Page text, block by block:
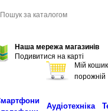
Наша мережа магазинів
Подивитися на карті
Мій кошик
порожній
Аудіотехніка